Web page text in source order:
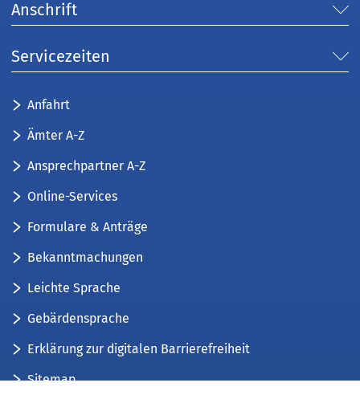
Anschrift
Servicezeiten
Anfahrt
Ämter A-Z
Ansprechpartner A-Z
Online-Services
Formulare & Anträge
Bekanntmachungen
Leichte Sprache
Gebärdensprache
Erklärung zur digitalen Barrierefreiheit
Sitemap